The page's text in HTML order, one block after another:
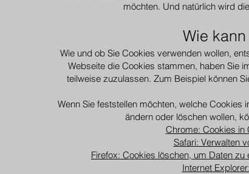
möchten. Und natürlich wird
Wie
Wie und ob Sie Cookies verwenden wollen,
Webseite die Cookies stammen, haben Sie
teilweise zuzulassen. Zum Beispiel können
Wenn Sie feststellen möchten, welche
ändern oder löschen wollen,
Chrome: Cookies in
Safari: Verwalten
Firefox: Cookies löschen, um Daten
Internet